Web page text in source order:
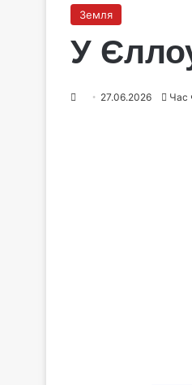
Земля
У
27.06.2026 Час